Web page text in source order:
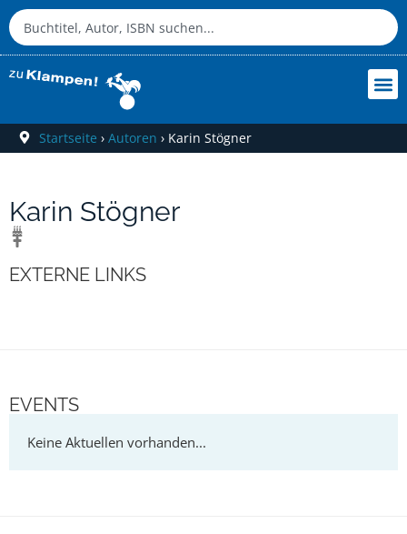
Startseite › Autoren › Karin Stögner
Karin Stögner
EXTERNE LINKS
EVENTS